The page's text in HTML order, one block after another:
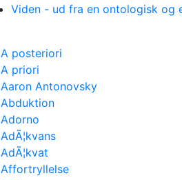
Viden - ud fra en ontologisk og
A posteriori
A priori
Aaron Antonovsky
Abduktion
Adorno
AdÃ¦kvans
AdÃ¦kvat
Affortryllelse